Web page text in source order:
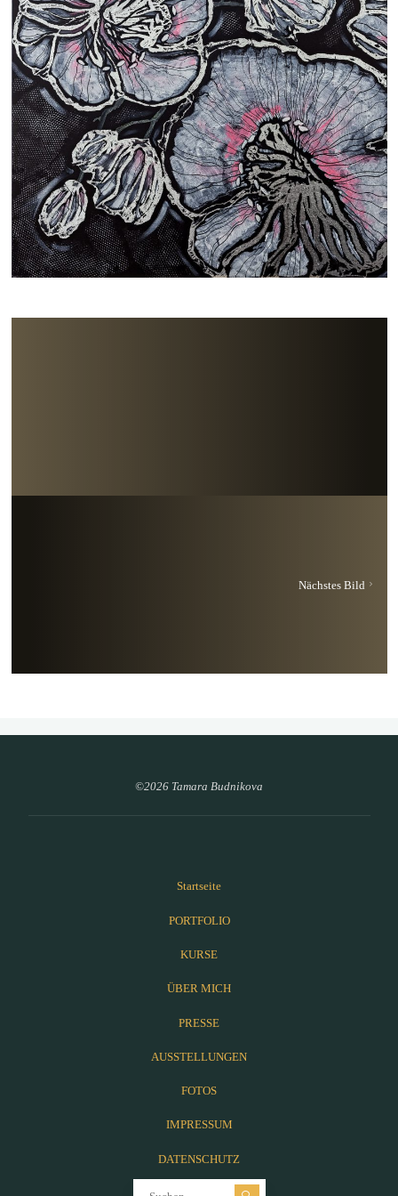
Nächstes Bild
©2026 Tamara Budnikova
Startseite
PORTFOLIO
KURSE
ÜBER MICH
PRESSE
AUSSTELLUNGEN
FOTOS
IMPRESSUM
DATENSCHUTZ